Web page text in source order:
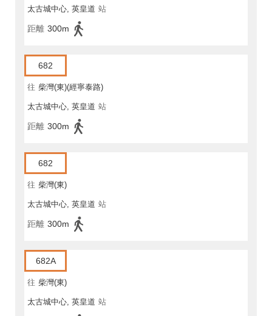
太古城中心, 英皇道 站
距離 300m
682
往 柴灣(東)(經寧泰路)
太古城中心, 英皇道 站
距離 300m
682
往 柴灣(東)
太古城中心, 英皇道 站
距離 300m
682A
往 柴灣(東)
太古城中心, 英皇道 站